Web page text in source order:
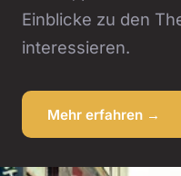
Einblicke zu den
interessieren.
Mehr erfahren →